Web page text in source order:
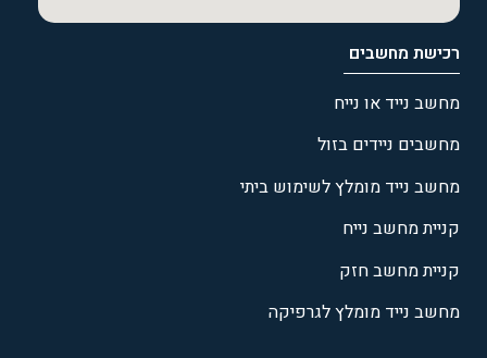
רכישת מחשבים
מחשב נייד או נייח
מחשבים ניידים בזול
מחשב נייד מומלץ לשימוש ביתי
קניית מחשב נייח
קניית מחשב חזק
מחשב נייד מומלץ לגרפיקה